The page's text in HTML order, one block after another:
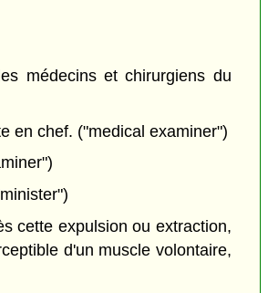
médecins et chirurgiens du
en chef. ("medical examiner")
cette expulsion ou extraction,
d'un muscle volontaire,